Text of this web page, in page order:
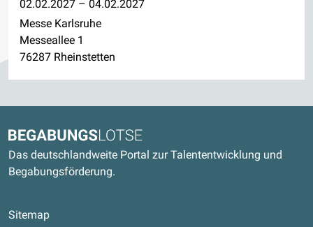
02.02.2027 – 04.02.2027
Messe Karlsruhe
Messeallee 1
76287 Rheinstetten
Begabungslotse
Das deutschlandweite Portal zur Talententwicklung und
Begabungsförderung.
Sitemap